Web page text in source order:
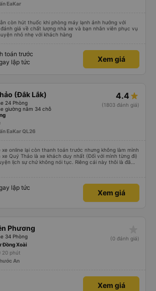
EaKar
còn hút thuốc khi phòng máy lạnh ảnh hưởng với
nhỏ nhẹ với khách hàng
toán trước
lập tức
Xem giá
(Đắk Lắk)
24 Phòng
giường nằm 34 chỗ
4.4
(1803 đánh giá)
EaKar QL26
online lại còn thanh toán trước nhưng không làm mình
Quý Thảo là xe khách duy nhất (Đối với mình từng đi)
lịch sự chứ không nói tục. Riêng cái này thôi là đã
tài xế còn uống pepsi rất dễ thương chứ không có
lập tức
Xem giá
Phương
34 Phòng
(0 đánh giá)
Đồng Xoài
20 phút
An
Xem giá